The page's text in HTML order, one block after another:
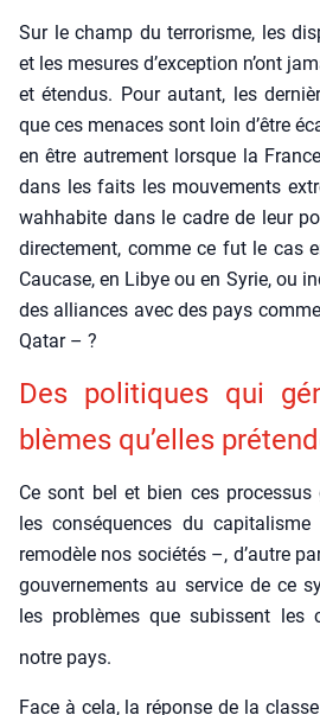
Sur le champ du ter­ro­risme, les
et les mesures d’ex­cep­tion n’ont
et éten­dus. Pour autant, les
que ces menaces sont loin d’être
en être autre­ment lorsque la
dans les faits les mou­ve­ments
wah­ha­bite dans le cadre de leur
direc­te­ment, comme ce fut le cas
Cau­case, en Libye ou en Syrie, ou
des alliances avec des pays
Qatar – ?
Des poli­tiques qui
blèmes qu’elles
Ce sont bel et bien ces pro­ces­sus
les consé­quences du
remo­dèle nos socié­tés –, d’autre
gou­ver­ne­ments au ser­vice de ce
les pro­blèmes que subissent les
notre pays.
Face à cela, la réponse de la